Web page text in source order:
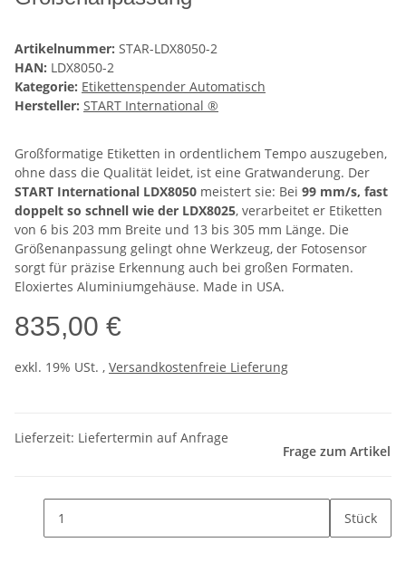
Artikelnummer: STAR-LDX8050-2
HAN: LDX8050-2
Kategorie: Etikettenspender Automatisch
Hersteller: START International ®
Großformatige Etiketten in ordentlichem Tempo auszugeben,
ohne dass die Qualität leidet, ist eine Gratwanderung. Der
START International LDX8050 meistert sie: Bei 99 mm/s, fast
doppelt so schnell wie der LDX8025, verarbeitet er Etiketten
von 6 bis 203 mm Breite und 13 bis 305 mm Länge. Die
Größenanpassung gelingt ohne Werkzeug, der Fotosensor
sorgt für präzise Erkennung auch bei großen Formaten.
Eloxiertes Aluminiumgehäuse. Made in USA.
835,00 €
exkl. 19% USt. , Versandkostenfreie Lieferung
Lieferzeit: Liefertermin auf Anfrage
Frage zum Artikel
Stück